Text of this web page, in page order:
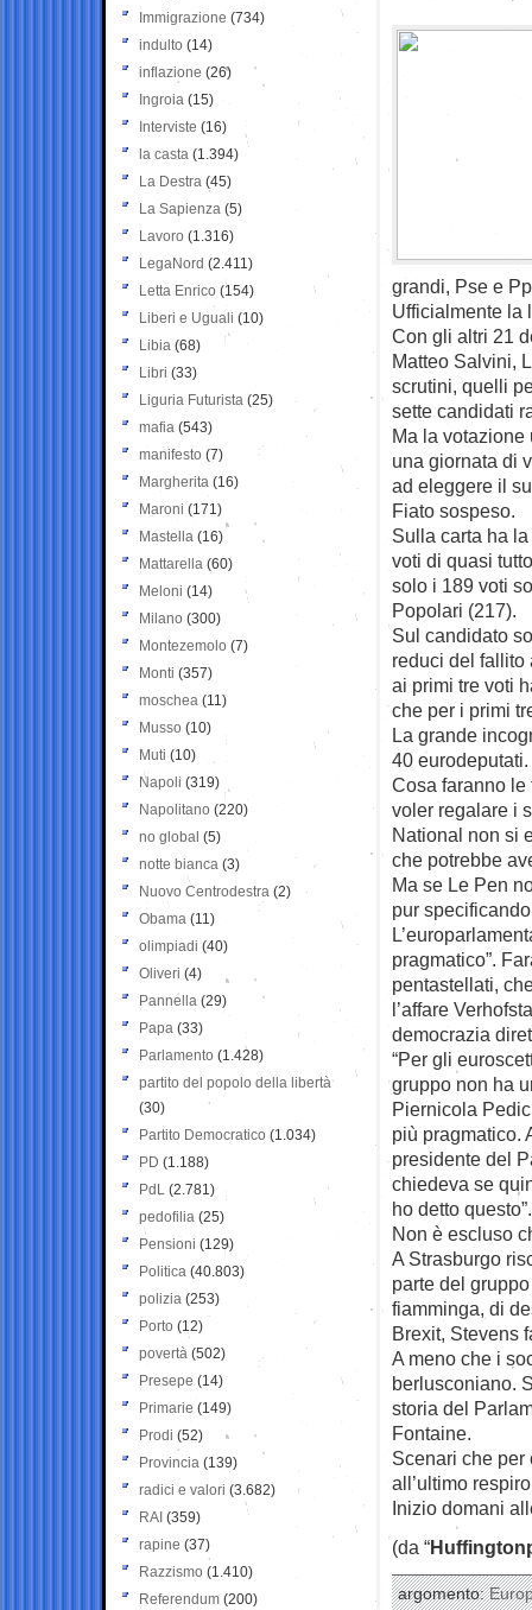
grandi, Pse e
Ufficialmente la
Con gli altri 21
Matteo Salvini,
scrutini, quelli
sette candidati
Ma la
una giornata di
ad eleggere il
Fiato sospeso.
Sulla carta ha
voti di quasi
solo i 189 voti
Popolari (217).
Sul candidato
reduci del fallito
ai primi tre voti
che per i primi
La grande
40 eurodeputati.
Cosa faranno
voler regalare i
National non si
che potrebbe
Ma se Le Pen
pur
pragmatico”.
pentastellati,
l’affare
democrazia
“Per gli
gruppo non ha
Piernicola
più pragmatico.
presidente del
chiedeva se
ho detto questo”.
Non è escluso
A Strasburgo
parte del
fiamminga, di
Brexit, Stevens
A meno che i
berlusconiano.
storia del
Fontaine.
Scenari che per
all’ultimo
Inizio domani
(da “
argomento:
Immigrazione (734)
indulto (14)
inflazione (26)
Ingroia (15)
Interviste (16)
la casta (1.394)
La Destra (45)
La Sapienza (5)
Lavoro (1.316)
LegaNord (2.411)
Letta Enrico (154)
Liberi e Uguali (10)
Libia (68)
Libri (33)
Liguria Futurista (25)
mafia (543)
manifesto (7)
Margherita (16)
Maroni (171)
Mastella (16)
Mattarella (60)
Meloni (14)
Milano (300)
Montezemolo (7)
Monti (357)
moschea (11)
Musso (10)
Muti (10)
Napoli (319)
Napolitano (220)
no global (5)
notte bianca (3)
Nuovo Centrodestra (2)
Obama (11)
olimpiadi (40)
Oliveri (4)
Pannella (29)
Papa (33)
Parlamento (1.428)
partito del popolo della libertà
(30)
Partito Democratico (1.034)
PD (1.188)
PdL (2.781)
pedofilia (25)
Pensioni (129)
Politica (40.803)
polizia (253)
Porto (12)
povertà (502)
Presepe (14)
Primarie (149)
Prodi (52)
Provincia (139)
radici e valori (3.682)
RAI (359)
rapine (37)
Razzismo (1.410)
Referendum (200)